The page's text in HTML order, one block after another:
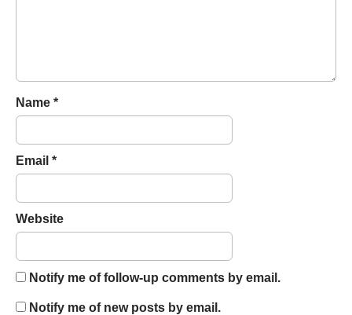
Name *
Email *
Website
Notify me of follow-up comments by email.
Notify me of new posts by email.